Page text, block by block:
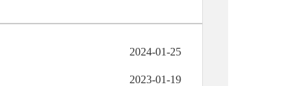
2024-01-25
2023-01-19